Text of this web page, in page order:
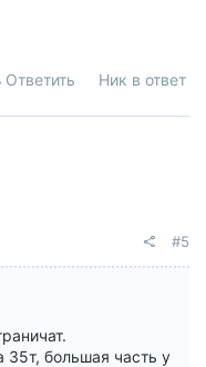
Ответить Ник в ответ
#5
35т, большая часть у